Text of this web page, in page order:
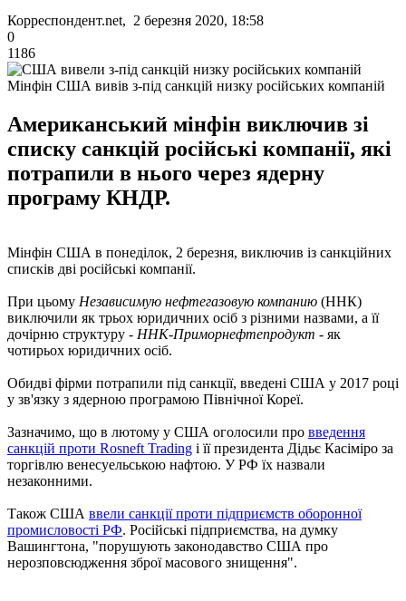
Корреспондент.net, 2 березня 2020, 18:58
0
1186
Мінфін США вивів з-під санкцій низку російських компаній
Американський мінфін виключив зі
списку санкцій російські компанії, які
потрапили в нього через ядерну
програму КНДР.
Мінфін США в понеділок, 2 березня, виключив із санкційних
списків дві російські компанії.
При цьому Независимую нефтегазовую компанию (ННК)
виключили як трьох юридичних осіб з різними назвами, а її
дочірню структуру - ННК-Приморнефтепродукт - як
чотирьох юридичних осіб.
Обидві фірми потрапили під санкції, введені США у 2017 році
у зв'язку з ядерною програмою Північної Кореї.
Зазначимо, що в лютому у США оголосили про введення
санкцій проти Rosneft Trading і її президента Дідьє Касіміро за
торгівлю венесуельською нафтою. У РФ їх ​​назвали
незаконними.
Також США ввели санкції проти підприємств оборонної
промисловості РФ. Російські підприємства, на думку
Вашингтона, "порушують законодавство США про
нерозповсюдження зброї масового знищення".